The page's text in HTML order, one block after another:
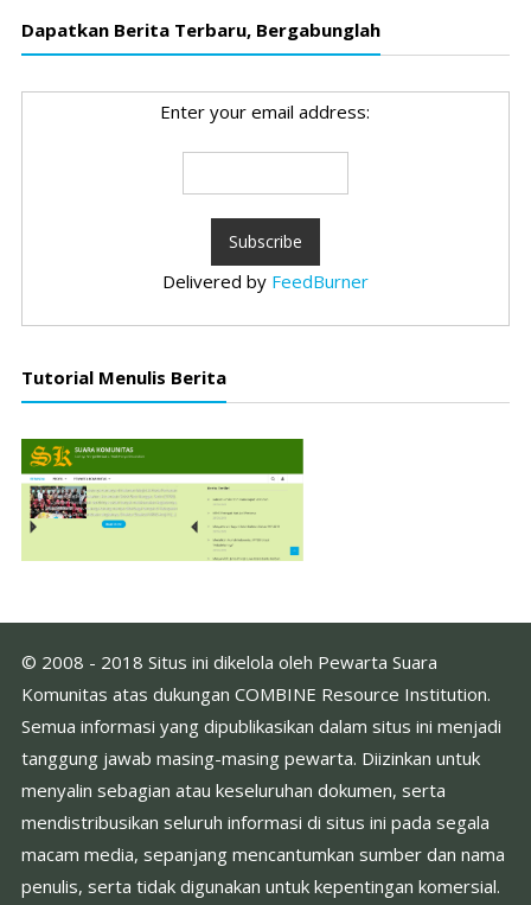
Dapatkan Berita Terbaru, Bergabunglah
Enter your email address:
Delivered by FeedBurner
Tutorial Menulis Berita
© 2008 - 2018 Situs ini dikelola oleh Pewarta Suara
Komunitas atas dukungan COMBINE Resource Institution.
Semua informasi yang dipublikasikan dalam situs ini menjadi
tanggung jawab masing-masing pewarta. Diizinkan untuk
menyalin sebagian atau keseluruhan dokumen, serta
mendistribusikan seluruh informasi di situs ini pada segala
macam media, sepanjang mencantumkan sumber dan nama
penulis, serta tidak digunakan untuk kepentingan komersial.